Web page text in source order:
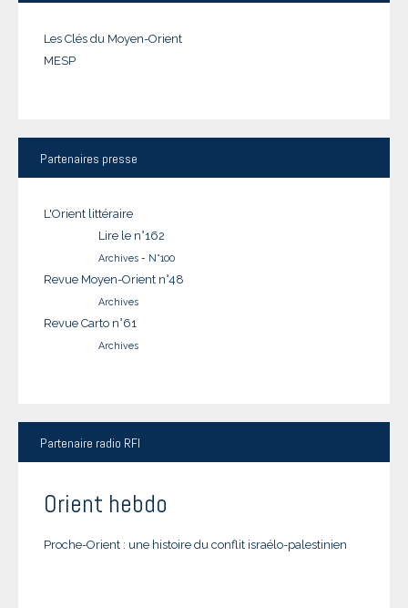
Les Clés du Moyen-Orient
MESP
Partenaires presse
L'Orient littéraire
Lire le n°162
Archives - N°100
Revue Moyen-Orient n°48
Archives
Revue Carto n°61
Archives
Partenaire radio RFI
Orient hebdo
Proche-Orient : une histoire du conflit israélo-palestinien